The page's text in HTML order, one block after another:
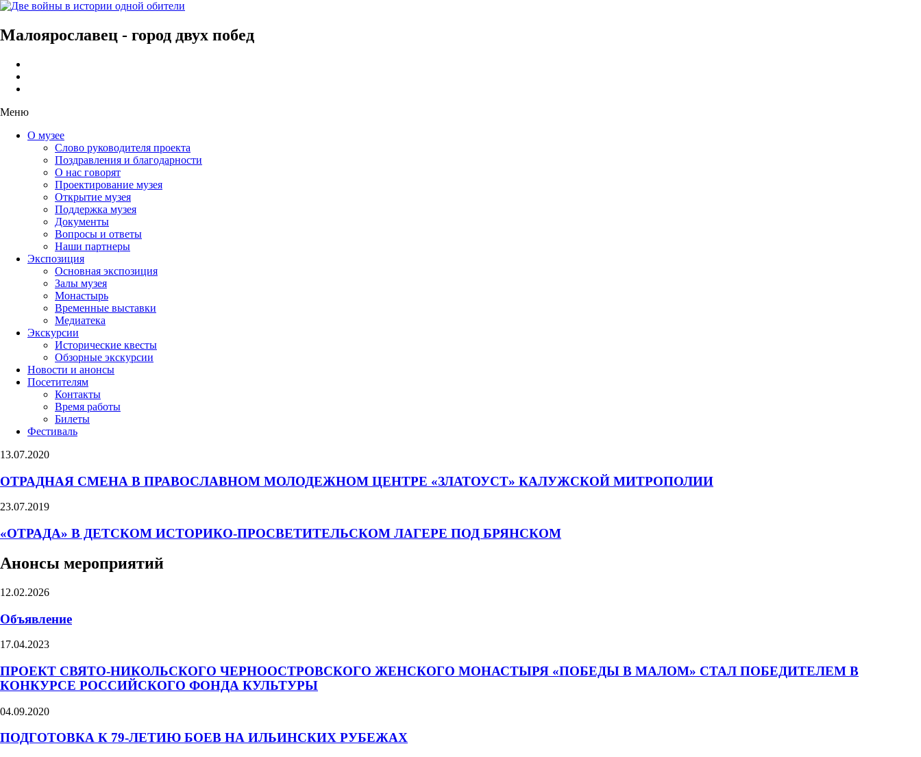
Малоярославец - город двух побед
Меню
О музее
Слово руководителя проекта
Поздравления и благодарности
О нас говорят
Проектирование музея
Открытие музея
Поддержка музея
Документы
Вопросы и ответы
Наши партнеры
Экспозиция
Основная экспозиция
Залы музея
Монастырь
Временные выставки
Медиатека
Экскурсии
Исторические квесты
Обзорные экскурсии
Новости и анонсы
Посетителям
Контакты
Время работы
Билеты
Фестиваль
13.07.2020
ОТРАДНАЯ СМЕНА В ПРАВОСЛАВНОМ МОЛОДЕЖНОМ ЦЕНТРЕ «ЗЛАТОУСТ» КАЛУЖСКОЙ МИТРОПОЛИИ
23.07.2019
«ОТРАДА» В ДЕТСКОМ ИСТОРИКО-ПРОСВЕТИТЕЛЬСКОМ ЛАГЕРЕ ПОД БРЯНСКОМ
Анонсы мероприятий
12.02.2026
Объявление
17.04.2023
ПРОЕКТ СВЯТО-НИКОЛЬСКОГО ЧЕРНООСТРОВСКОГО ЖЕНСКОГО МОНАСТЫРЯ «ПОБЕДЫ В МАЛОМ» СТАЛ ПОБЕДИТЕЛЕМ В
КОНКУРСЕ РОССИЙСКОГО ФОНДА КУЛЬТУРЫ
04.09.2020
ПОДГОТОВКА К 79-ЛЕТИЮ БОЕВ НА ИЛЬИНСКИХ РУБЕЖАХ